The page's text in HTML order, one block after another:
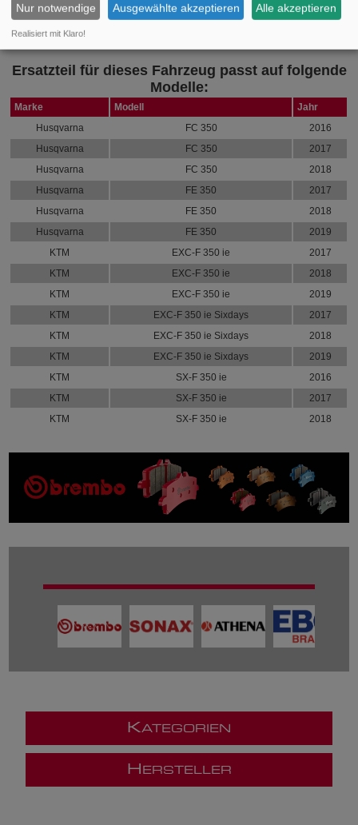
Sehen Sie die vollständige Liste der Fahrzeuge, auf die das Teil passt,
Ersatzteil für dieses Fahrzeug passt auf folgende
Modelle:
Marke Modell
Jahr
Husqvarna
FC 350
2016
Husqvarna
FC 350
2017
Husqvarna
FC 350
2018
Husqvarna
FE 350
2017
Husqvarna
FE 350
2018
Husqvarna
FE 350
2019
KTM
EXC-F 350 ie
2017
KTM
EXC-F 350 ie
2018
KTM
EXC-F 350 ie
2019
KTM
EXC-F 350 ie Sixdays
2017
KTM
EXC-F 350 ie Sixdays
2018
KTM
EXC-F 350 ie Sixdays
2019
KTM
SX-F 350 ie
2016
KTM
SX-F 350 ie
2017
KTM
SX-F 350 ie 2018
KATEGORIEN
H ERSTELLER
Nur notwendige Ausgewählte akzeptieren Alle akzeptieren
Realisiert mit Klaro!